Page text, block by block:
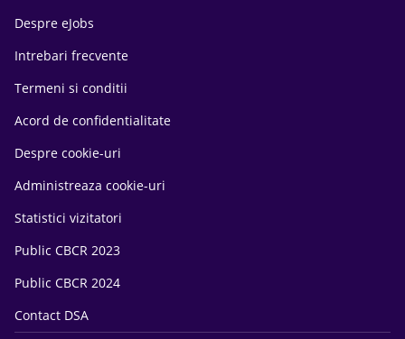
Despre eJobs
Intrebari frecvente
Termeni si conditii
Acord de confidentialitate
Despre cookie-uri
Administreaza cookie-uri
Statistici vizitatori
Public CBCR 2023
Public CBCR 2024
Contact DSA